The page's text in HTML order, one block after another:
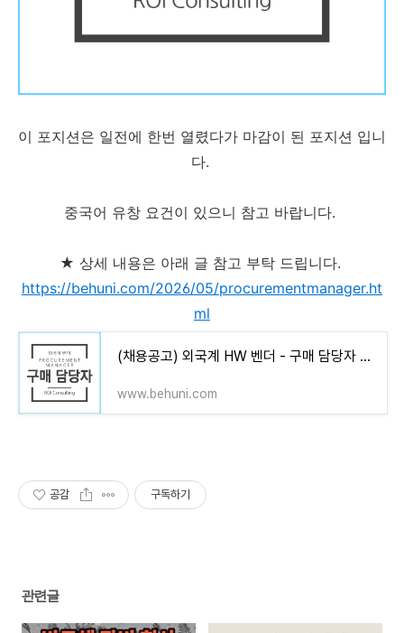
이 포지션은 일전에 한번 열렸다가 마감이 된 포지션 입니
다.
중국어 유창 요건이 있으니 참고 바랍니다.
★ 상세 내용은 아래 글 참고 부탁 드립니다.
https://behuni.com/2026/05/procurementmanager.ht
ml
(채용공고) 외국계 HW 벤더 - 구매 담당자 채용
www.behuni.com
공감 구독하기
관련글